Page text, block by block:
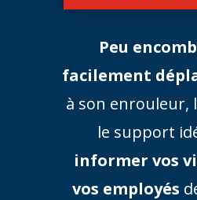
Peu
facilement
à son enrouleur,
le support
informer vos
vos employés